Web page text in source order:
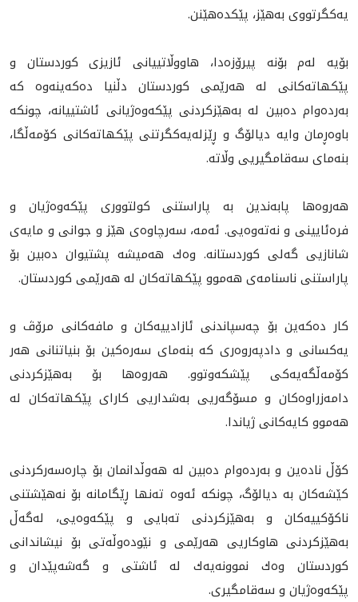
يه‌كگرتووى به‌هێز، پێکدەهێنن.
بۆيه‌ له‌م بۆنه‌ پيرۆزه‌دا، هاووڵاتييانى ئازيزى كوردستان و
پێكهاته‌كانى لە هەرێمی كوردستان دڵنيا ده‌كه‌ينه‌وه‌ كه‌
به‌رده‌وام ده‌بين له‌ به‌هێزكردنى پێكه‌وه‌ژيانى ئاشتييانه‌، چونكه‌
باوه‌ڕمان وايه‌ ديالۆگ و ڕێزله‌يه‌كگرتنى پێكهاته‌كانى كۆمه‌ڵگا،
بنه‌ماى سه‌قامگيريی وڵاتە‌.
هه‌روه‌ها پابه‌ندين به‌ پاراستنى كولتوورى پێكه‌وه‌ژيان و
فره‌ئايينى و نه‌ته‌وه‌يى. ئه‌مه‌، سه‌رچاوه‌ى هێز و جوانى و مايه‌ى
شانازيى گه‌لى كوردستانه‌. وه‌ك هه‌ميشه‌ پشتيوان ده‌بين بۆ
پاراستنى ناسنامه‌ى هه‌موو پێكهاته‌كان لە هەرێمی كوردستان.
كار ده‌كه‌ين بۆ چه‌سپاندنى ئازادييه‌كان و مافه‌كانى مرۆڤ و
يه‌كسانى و دادپه‌روه‌رى كه‌ بنه‌ماى سه‌ره‌كين‌ بۆ‌ بنياتنانى هه‌ر
كۆمه‌ڵگه‌يه‌كى پێشكه‌وتوو. هه‌روه‌ها بۆ به‌هێزكردنى
دامه‌زراوه‌كان و مسۆگه‌ريى‌ به‌شداريى كاراى پێكهاته‌كان له‌
هه‌موو كايه‌كانى ژياندا.
كۆڵ ناده‌ين و به‌رده‌وام ده‌بين له‌ هه‌وڵدانمان بۆ چاره‌سه‌ركردنى
كێشه‌كان به‌ ديالۆگ، چونكه‌ ئه‌وه‌ ته‌نها ڕێگامانه‌ بۆ نه‌هێشتنى
ناكۆكييه‌كان و به‌هێزكردنى ته‌بايى و پێكه‌وه‌يى، له‌گه‌ڵ
به‌هێزكردنى هاوكاريى هه‌رێمى و نێوده‌وڵه‌تى بۆ نيشاندانى
كوردستان وه‌ك نموونه‌يه‌ك له‌ ئاشتى و گه‌شه‌پێدان و
پێكه‌وه‌ژيان و سەقامگیری.